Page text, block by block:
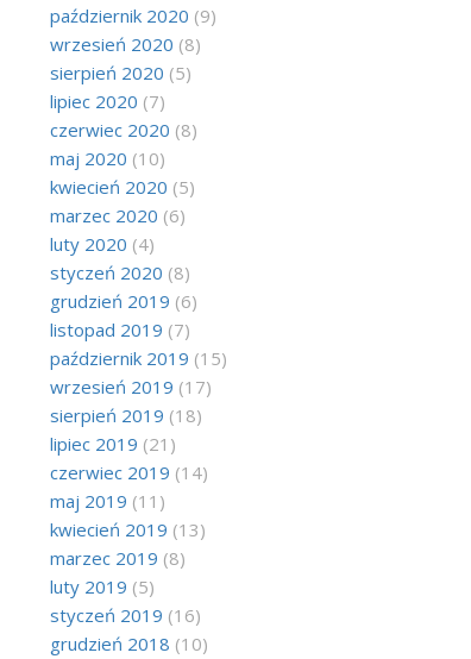
październik 2020 (9)
wrzesień 2020 (8)
sierpień 2020 (5)
lipiec 2020 (7)
czerwiec 2020 (8)
maj 2020 (10)
kwiecień 2020 (5)
marzec 2020 (6)
luty 2020 (4)
styczeń 2020 (8)
grudzień 2019 (6)
listopad 2019 (7)
październik 2019 (15)
wrzesień 2019 (17)
sierpień 2019 (18)
lipiec 2019 (21)
czerwiec 2019 (14)
maj 2019 (11)
kwiecień 2019 (13)
marzec 2019 (8)
luty 2019 (5)
styczeń 2019 (16)
grudzień 2018 (10)